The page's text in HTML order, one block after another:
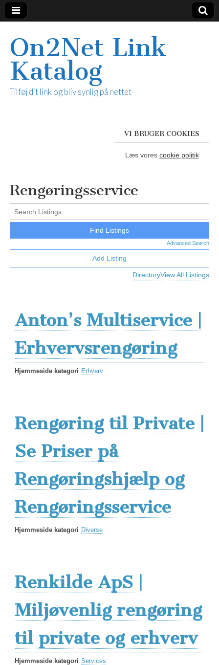
On2Net Link
Katalog
Tilføj dit link og bliv synlig på nettet
VI BRUGER COOKIES
Læs vores cookie politik
Rengøringsservice
Advanced Search
DirectoryView All Listings
Add Listing
Anton’s Multiservice |
Erhvervsrengøring
Hjemmeside kategori Erhverv
Rengøring til Private |
Se Priser på
Rengøringshjælp og
Rengøringsservice
Hjemmeside kategori Diverse
Renkilde ApS |
Miljøvenlig rengøring
til private og erhverv
Hjemmeside kategori Services